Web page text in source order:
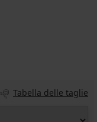
Tabella delle taglie